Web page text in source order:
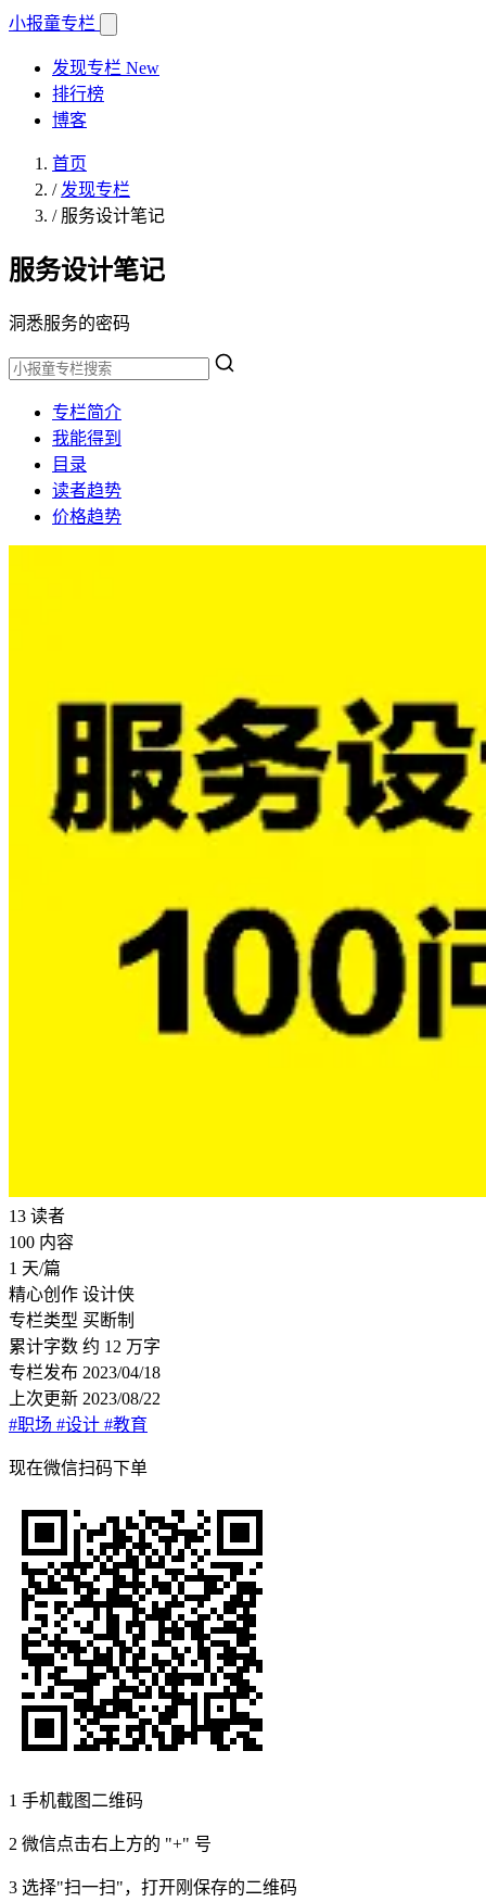
小报童专栏
发现专栏 New
排行榜
博客
首页
/ 发现专栏
/ 服务设计笔记
服务设计笔记
洞悉服务的密码
专栏简介
我能得到
目录
读者趋势
价格趋势
13 读者
100 内容
1 天/篇
精心创作 设计侠
专栏类型 买断制
累计字数 约 12 万字
专栏发布 2023/04/18
上次更新 2023/08/22
#职场 #设计 #教育
现在微信扫码下单
1 手机截图二维码
2 微信点击右上方的 "+" 号
3 选择"扫一扫"，打开刚保存的二维码